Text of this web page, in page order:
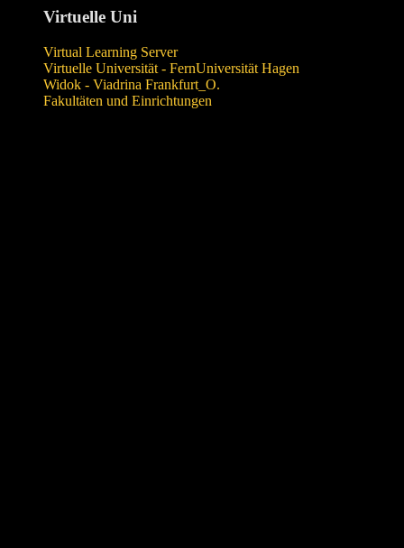
Virtuelle Uni
Virtual Learning Server
Virtuelle Universität - FernUniversität Hagen
Widok - Viadrina Frankfurt_O.
Fakultäten und Einrichtungen